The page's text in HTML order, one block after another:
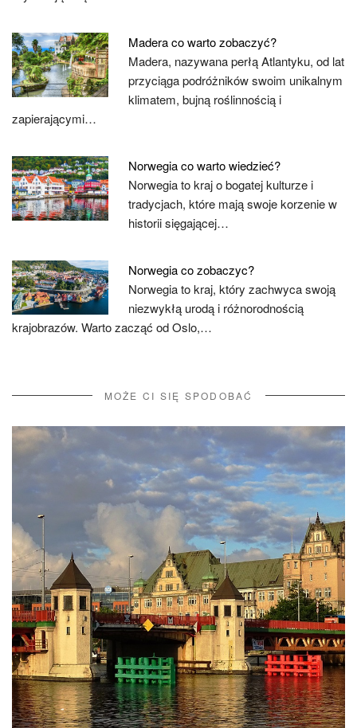
Madera co warto zobaczyć?
Madera, nazywana perłą Atlantyku, od lat
przyciąga podróżników swoim unikalnym
klimatem, bujną roślinnością i
zapierającymi…
Norwegia co warto wiedzieć?
Norwegia to kraj o bogatej kulturze i
tradycjach, które mają swoje korzenie w
historii sięgającej…
Norwegia co zobaczyc?
Norwegia to kraj, który zachwyca swoją
niezwykłą urodą i różnorodnością
krajobrazów. Warto zacząć od Oslo,…
MOŻE CI SIĘ SPODOBAĆ